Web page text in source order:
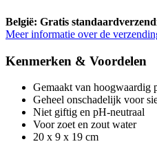
België: Gratis
Meer informatie over de
Kenmerken & Voordelen
Gemaakt van hoogwaardig
Geheel onschadelijk voor
Niet giftig en pH-neutraal
Voor zoet en zout water
20 x 9 x 19 cm